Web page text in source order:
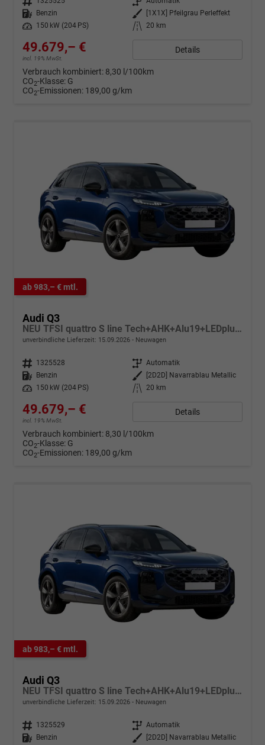
Kraftstoff
Benzin Außenfarbe
[1X1X] Pfeilgrau Perleffekt
Leistung
150 kW (204 PS) Kilometerstand 20 km
49.679,– €
incl. 19% MwSt.
Details
Verbrauch kombiniert: 8,30 l/100km
CO2-Klasse: G
CO2-Emissionen: 189,00 g/km
ab 983,– € mtl.
Audi Q3
NEU TFSI quattro S line Tech+AHK+Alu19+LEDplus+KlimaPlus+ExtSchwarz
unverbindliche Lieferzeit: 15.09.2026 Neuwagen
Fahrzeugnr. 1325528 Getriebe Automatik
Kraftstoff
Benzin Außenfarbe
[2D2D] Navarrablau Metallic
Leistung
150 kW (204 PS) Kilometerstand 20 km
49.679,– €
incl. 19% MwSt.
Details
Verbrauch kombiniert: 8,30 l/100km
CO2-Klasse: G
CO2-Emissionen: 189,00 g/km
ab 983,– € mtl.
Audi Q3
NEU TFSI quattro S line Tech+AHK+Alu19+LEDplus+KlimaPlus+ExtSchwarz
unverbindliche Lieferzeit: 15.09.2026 Neuwagen
Fahrzeugnr. 1325529 Getriebe Automatik
Kraftstoff
Benzin Außenfarbe
[2D2D] Navarrablau Metallic